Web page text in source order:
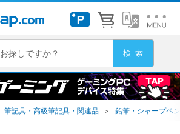
筆記具・高級筆記具・関連品 ＞ 鉛筆・シャープペン